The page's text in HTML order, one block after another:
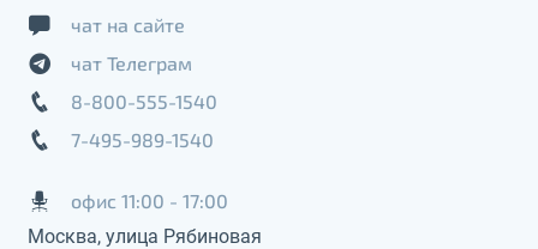
чат на сайте
чат Телеграм
8-800-555-1540
7-495-989-1540
офис 11:00 - 17:00
Москва, улица Рябиновая